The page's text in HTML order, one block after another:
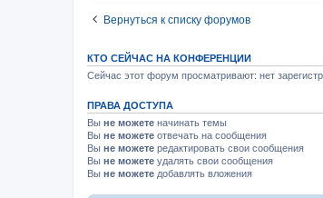
Вернуться к списку форумов
КТО СЕЙЧАС НА КОНФЕРЕНЦИИ
Сейчас этот форум просматривают: нет
ПРАВА ДОСТУПА
Вы не можете начинать темы
Вы не можете отвечать на сообщения
Вы не можете редактировать свои сообщения
Вы не можете удалять свои сообщения
Вы не можете добавлять вложения